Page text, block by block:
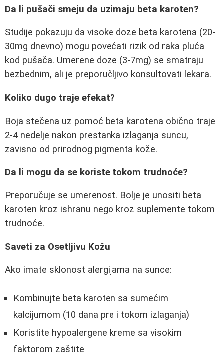
Da li pušači smeju da uzimaju beta karoten?
Studije pokazuju da visoke doze beta karotena (20-
30mg dnevno) mogu povećati rizik od raka pluća
kod pušača. Umerene doze (3-7mg) se smatraju
bezbednim, ali je preporučljivo konsultovati lekara.
Koliko dugo traje efekat?
Boja stečena uz pomoć beta karotena obično traje
2-4 nedelje nakon prestanka izlaganja suncu,
zavisno od prirodnog pigmenta kože.
Da li mogu da se koriste tokom trudnoće?
Preporučuje se umerenost. Bolje je unositi beta
karoten kroz ishranu nego kroz suplemente tokom
trudnoće.
Saveti za Osetljivu Kožu
Ako imate sklonost alergijama na sunce:
Kombinujte beta karoten sa sumećim
kalcijumom (10 dana pre i tokom izlaganja)
Koristite hypoalergene kreme sa visokim
faktorom zaštite